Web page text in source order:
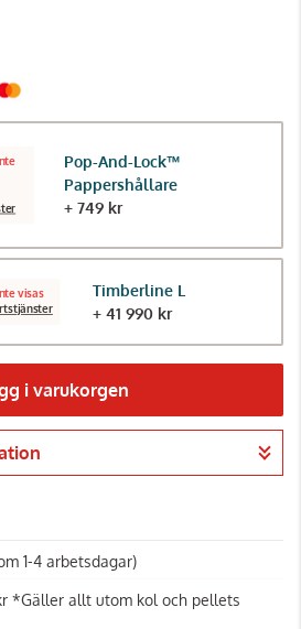
Pop-And-Lock™
Pappershållare
+ 749 kr
visas
Timberline L
+ 41 990 kr
i varukorgen
till kassan
1-4 arbetsdagar)
*Gäller allt utom kol och pellets